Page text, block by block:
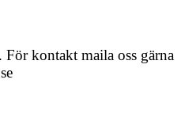
kontakt maila oss gärna